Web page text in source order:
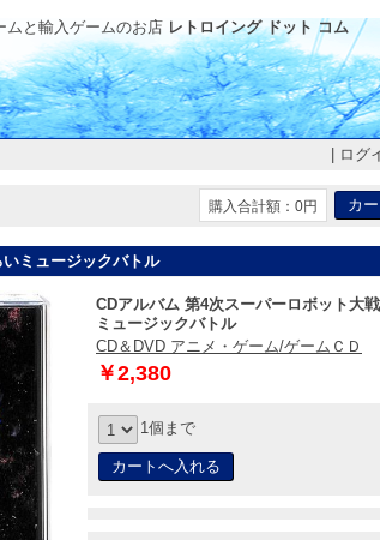
ムと輸入ゲームのお店 レトロイング ドット コム
ログ
購入合計額：0円
ミュージックバトル
CDアルバム 第4次スーパーロボット大
ミュージックバトル
CD＆DVD アニメ・ゲーム/ゲームＣＤ
￥2,380
1個まで